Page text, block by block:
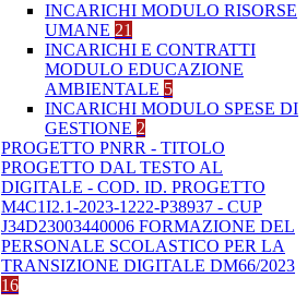
INCARICHI MODULO RISORSE
UMANE 21
INCARICHI E CONTRATTI
MODULO EDUCAZIONE
AMBIENTALE 5
INCARICHI MODULO SPESE DI
GESTIONE 2
PROGETTO PNRR - TITOLO
PROGETTO DAL TESTO AL
DIGITALE - COD. ID. PROGETTO
M4C1I2.1-2023-1222-P38937 - CUP
J34D23003440006 FORMAZIONE DEL
PERSONALE SCOLASTICO PER LA
TRANSIZIONE DIGITALE DM66/2023
16